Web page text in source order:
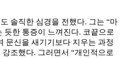
솔직한 심경을 전했다. 그는 “마
듯한 통증이 느껴진다. 코끝으로
문신을 새기기보다 지우는 과정
조했다. 그러면서 “개인적으로